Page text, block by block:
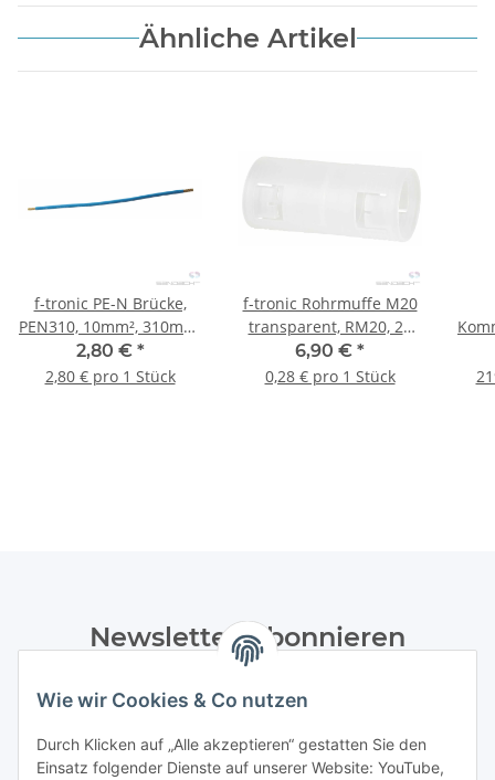
Wie wir Cookies & Co nutzen
Durch Klicken auf „Alle akzeptieren“ gestatten Sie den
Einsatz folgender Dienste auf unserer Website: YouTube,
Ähnliche Artikel
f-tronic PE-N Brücke,
PEN310, 10mm², 310mm,
blau, 1 Stück
2,80 € *
2,80 € pro 1 Stück
f-tronic Rohrmuffe M20
transparent, RM20, 25
Stück
6,90 € *
0,28 € pro 1 Stück
Newsletter Abonnieren
Datenschutzerklärungregelmäßig und jederzeit widerruflich